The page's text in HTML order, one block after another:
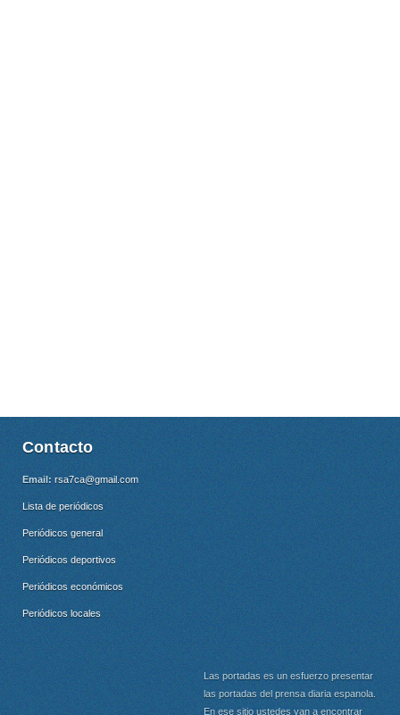
Contacto
Email: rsa7ca@gmail.com
Lista de periódicos
Periódicos general
Periódicos deportivos
Periódicos económicos
Periódicos locales
Las portadas es un esfuerzo presentar
las portadas del prensa diaria espanola.
En ese sitio ustedes van a encontrar